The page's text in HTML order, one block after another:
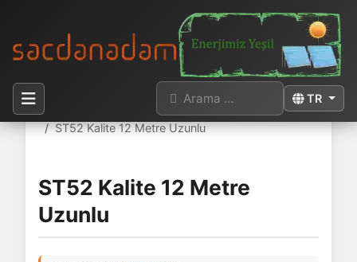
Dilinizi seçin
TR
Arama
Buradasınız:
ST52 Kalite 12 Metre Uzunlu
ST52 Kalite 12 Metre
Uzunlu